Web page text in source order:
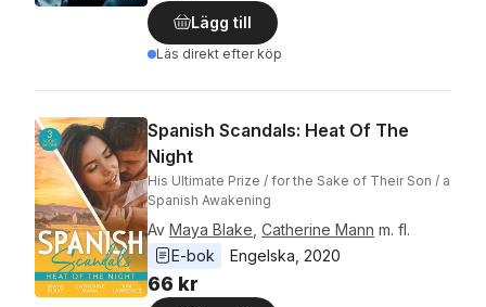
Lägg till
Läs direkt efter köp
Spanish Scandals: Heat Of The
Night
His Ultimate Prize / for the Sake of Their Son / a
Spanish Awakening
Av Maya Blake Catherine Mann m. fl.
E-bok
Engelska 2020
66 kr